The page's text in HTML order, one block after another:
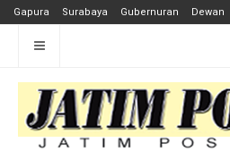
Gapura Surabaya Gubernuran Dewan